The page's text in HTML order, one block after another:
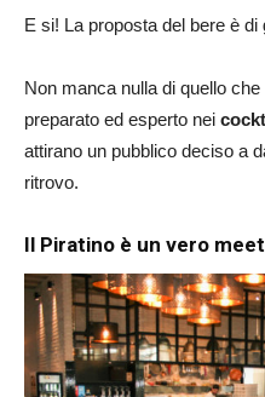
E si! La proposta del bere è
Non manca nulla di quello
preparato ed esperto nei
attirano un pubblico deciso a
ritrovo.
Il Piratino è un vero